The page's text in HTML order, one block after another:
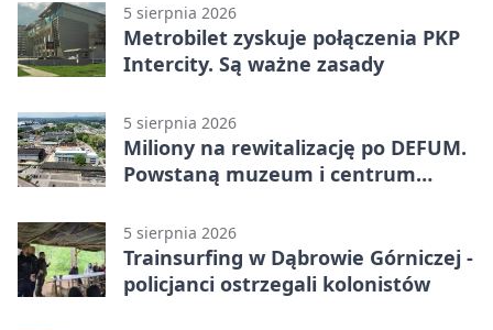
5 sierpnia 2026
Metrobilet zyskuje połączenia PKP
Intercity. Są ważne zasady
5 sierpnia 2026
Miliony na rewitalizację po DEFUM.
Powstaną muzeum i centrum
5 sierpnia 2026
Trainsurfing w Dąbrowie Górniczej -
policjanci ostrzegali kolonistów